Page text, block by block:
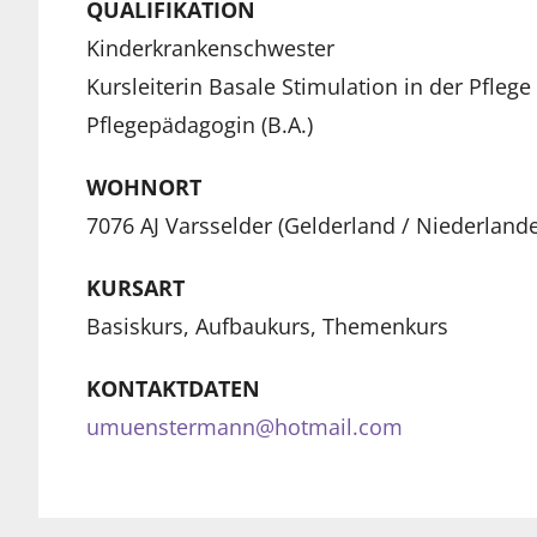
QUALIFIKATION
Kinderkrankenschwester
Kursleiterin Basale Stimulation in der Pflege
Pflegepädagogin (B.A.)
WOHNORT
7076 AJ Varsselder (Gelderland /
KURSART
Basiskurs, Aufbaukurs, Themenkurs
KONTAKTDATEN
umuenstermann@hotmail.com